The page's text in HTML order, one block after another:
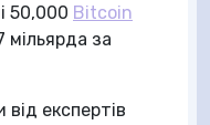
50,000 Bitcoin
мільярда за
експертів